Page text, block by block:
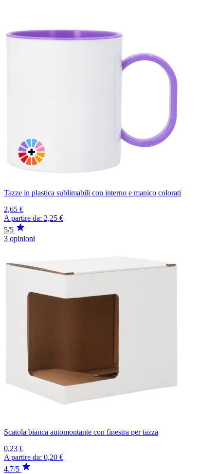
Tazze in plastica sublimabili con interno e manico colorati
2,65 €
A partire da: 2,25 €
5/5
3 opinioni
Scatola bianca automontante con finestra per tazza
0,23 €
A partire da: 0,20 €
4.7/5